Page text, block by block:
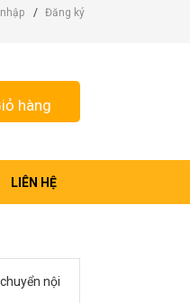
/ Đăng ký
hàng
LIÊN HỆ
nội